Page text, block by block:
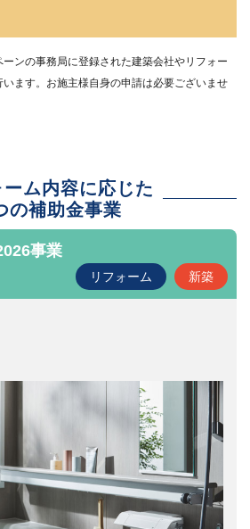
ンの事務局に登録された建築会社やリフォー
ます。お施主様自身の申請は必要ございませ
ーム内容に応じた
の補助金事業
事業
リフォーム 新築